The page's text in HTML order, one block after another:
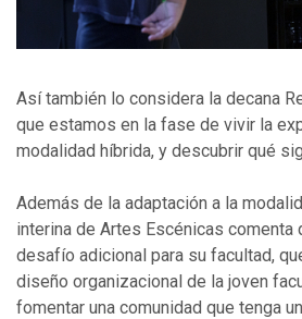
Así también lo considera la decana
que estamos en la fase de vivir la
modalidad híbrida, y descubrir qué
Además de la adaptación a la
interina de Artes Escénicas comenta
desafío adicional para su facultad,
diseño organizacional de la joven
fomentar una comunidad que tenga